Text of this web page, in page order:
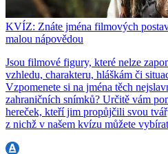
KVÍZ: Znáte jména filmových
malou nápovědou
Jsou filmové figury, které nelze
vzhledu, charakteru, hláškám či
Vzpomenete si na jména těch
zahraničních snímků? Určitě vám
hereček, kteří jim propůjčili svou
z nichž v našem kvízu můžete